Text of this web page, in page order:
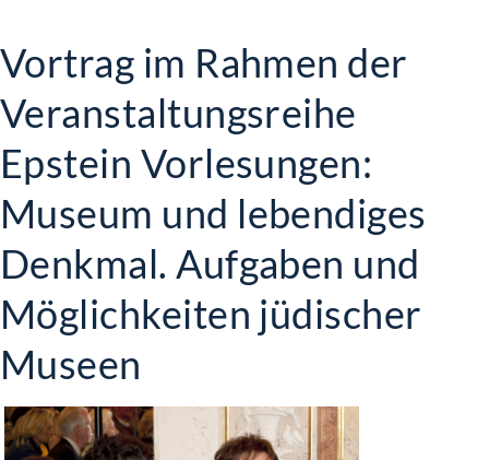
Vortrag im Rahmen der
Veranstaltungsreihe
Epstein Vorlesungen:
Museum und lebendiges
Denkmal. Aufgaben und
Möglichkeiten jüdischer
Museen